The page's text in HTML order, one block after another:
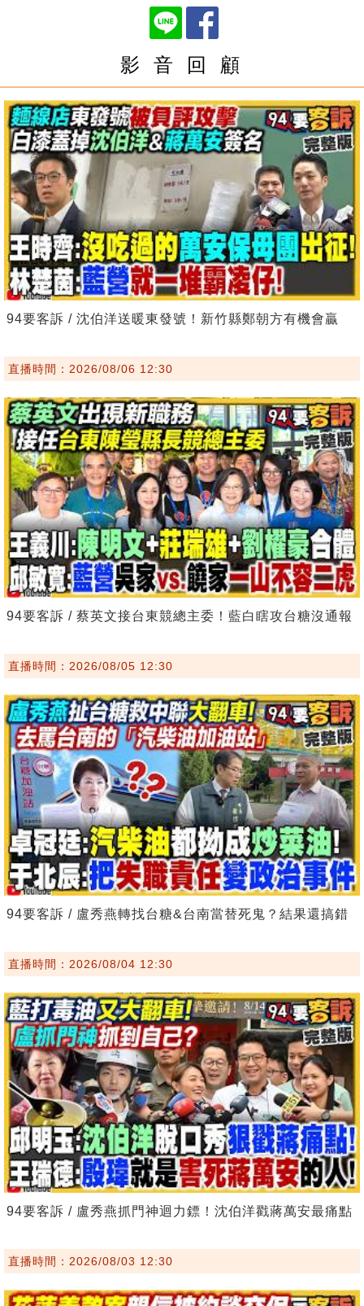
影 音 回 顧
94要客訴 / 沈伯洋送暖東發號！新竹縣鄭朝方有機會贏
直播時間：2026/08/06 12:30
94要客訴 / 蔡英文接台東競總主委！藍白瞎攻台糖沒通報
直播時間：2026/08/05 12:30
94要客訴 / 盧秀燕轉找台糖&台南當替死鬼？結果還搞錯
直播時間：2026/08/04 12:30
94要客訴 / 盧秀燕抓門神迴力鏢！沈伯洋戳蔣萬安最痛點
直播時間：2026/08/03 12:30